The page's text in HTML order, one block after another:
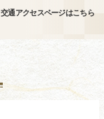
交通アクセスページはこちら